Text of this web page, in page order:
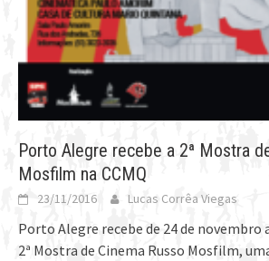
Porto Alegre recebe a 2ª Mostra
Mosfilm na CCMQ
23/11/2016 Lucas Corrêa Viegas
Porto Alegre recebe de 24 de novembro
2ª Mostra de Cinema Russo Mosfilm,